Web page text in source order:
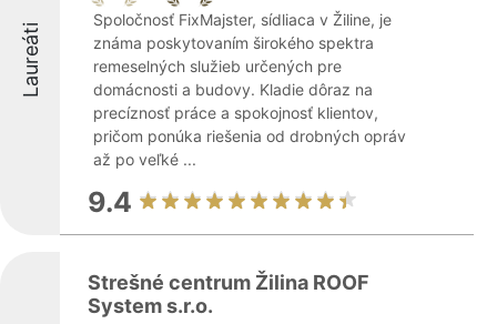
Laureáti
Spoločnosť FixMajster, sídliaca v Žiline, je
známa poskytovaním širokého spektra
remeselných služieb určených pre
domácnosti a budovy. Kladie dôraz na
precíznosť práce a spokojnosť klientov,
pričom ponúka riešenia od drobných opráv
až po veľké ...
9.4
Strešné centrum Žilina ROOF
System s.r.o.